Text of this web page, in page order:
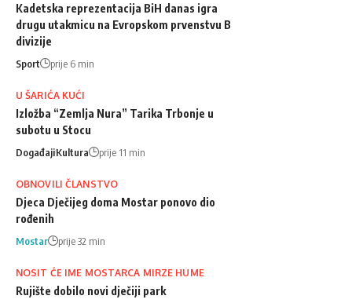
Kadetska reprezentacija BiH danas igra
drugu utakmicu na Evropskom prvenstvu B
divizije
Sport prije 6 min
U ŠARIĆA KUĆI
Izložba “Zemlja Nura” Tarika Trbonje u
subotu u Stocu
DogađajiKultura prije 11 min
OBNOVILI ČLANSTVO
Djeca Dječijeg doma Mostar ponovo dio
rođenih
Mostar prije 32 min
NOSIT ĆE IME MOSTARCA MIRZE HUME
Rujište dobilo novi dječiji park